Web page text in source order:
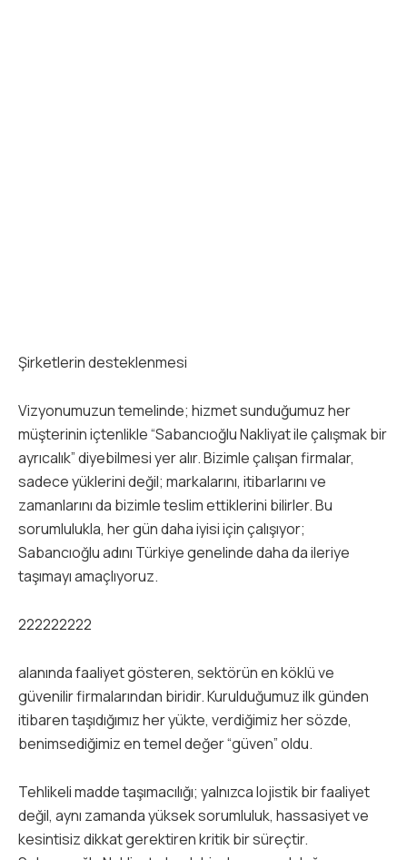
Şirketlerin desteklenmesi
Vizyonumuzun temelinde; hizmet sunduğumuz her
müşterinin içtenlikle “Sabancıoğlu Nakliyat ile çalışmak bir
ayrıcalık” diyebilmesi yer alır. Bizimle çalışan firmalar,
sadece yüklerini değil; markalarını, itibarlarını ve
zamanlarını da bizimle teslim ettiklerini bilirler. Bu
sorumlulukla, her gün daha iyisi için çalışıyor;
Sabancıoğlu adını Türkiye genelinde daha da ileriye
taşımayı amaçlıyoruz.
222222222
alanında faaliyet gösteren, sektörün en köklü ve
güvenilir firmalarından biridir. Kurulduğumuz ilk günden
itibaren taşıdığımız her yükte, verdiğimiz her sözde,
benimsediğimiz en temel değer “güven” oldu.
Tehlikeli madde taşımacılığı; yalnızca lojistik bir faaliyet
değil, aynı zamanda yüksek sorumluluk, hassasiyet ve
kesintisiz dikkat gerektiren kritik bir süreçtir.